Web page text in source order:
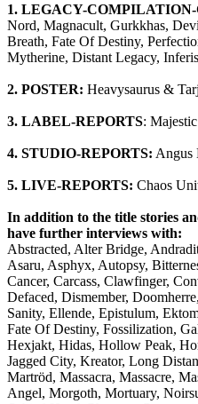
1. LEGACY-
Nord, Magnacult, Gurkkhas,
Breath, Fate Of Destiny,
Mytherine, Distant Legacy,
2. POSTER: Heavysaurus &
3. LABEL-REPORTS:
4. STUDIO-REPORTS: Angus
5. LIVE-REPORTS: Chaos
In addition to the title stories
have further interviews with:
Abstracted, Alter Bridge,
Asaru, Asphyx, Autopsy,
Cancer, Carcass, Clawfinger,
Defaced, Dismember,
Sanity, Ellende, Epistulum,
Fate Of Destiny, Fossilization,
Hexjakt, Hidas, Hollow Peak,
Jagged City, Kreator, Long
Martröd, Massacra, Massacre,
Angel, Morgoth, Mortuary,